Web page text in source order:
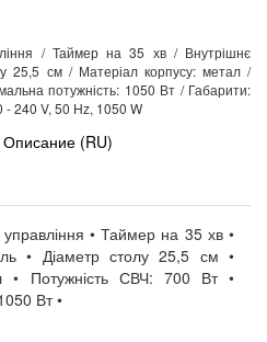
/ Таймер на 35 хв / Внутрішнє
25,5 см / Матеріал корпусу: метал /
потужність: 1050 Вт / Габарити:
240 V, 50 Hz, 1050 W
Описание (RU)
• Таймер на 35 хв •
• Діаметр столу 25,5 см •
• Потужність СВЧ: 700 Вт •
Вт •